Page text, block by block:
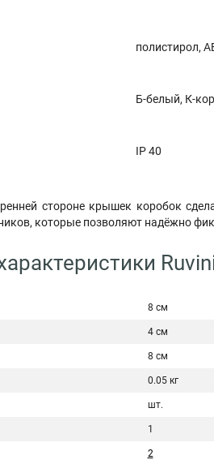
полистирол,
Б-белый, К-
IP 40
стороне крышек коробок
которые позволяют надёжно
8 см
4 см
8 см
0.05 кг
шт.
1
2